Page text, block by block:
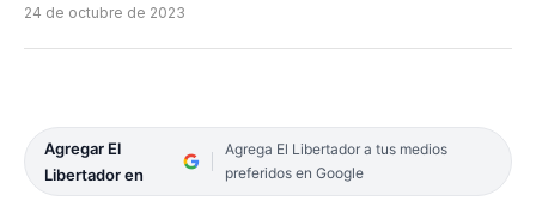
24 de octubre de 2023
Agregar El
Libertador en
Agrega El Libertador a tus medios
preferidos en Google